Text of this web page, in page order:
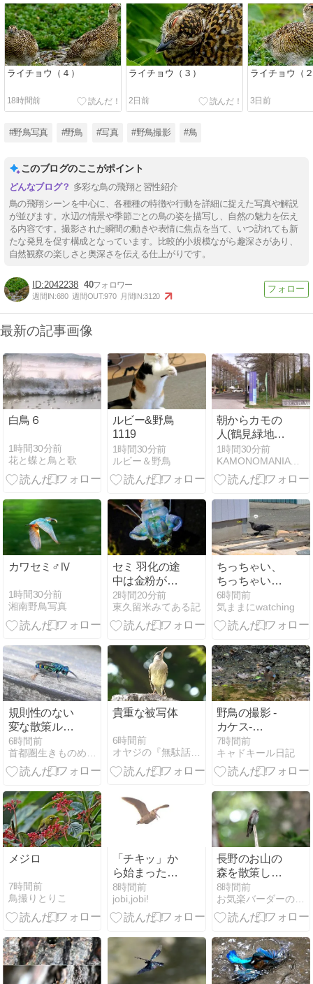
ライチョウ（４）
18時間前
ライチョウ（３）
2日前
ライチョウ（
3日前
#野鳥写真 #野鳥 #写真 #野鳥撮影 #鳥
このブログのここがポイント
多彩な鳥の飛翔と習性紹介
鳥の飛翔シーンを中心に、各種種の特徴や行動を詳細に捉えた写真や解説
が並びます。水辺の情景や季節ごとの鳥の姿を描写し、自然の魅力を伝え
る内容です。撮影された瞬間の動きや表情に焦点を当て、いつ訪れても新
たな発見を促す構成となっています。比較的小規模ながら趣深さがあり、
自然観察の楽しさと奥深さを伝える仕上がりです。
2042238 40
週間IN:680 週間OUT:970 月間IN:3120
最新の記事画像
白鳥６
1時間30分前
花と蝶と鳥と歌
ルビー&野鳥
1119
1時間30分前
ルビー＆野鳥
朝からカモの
人(鶴見緑地・
2026.4.5) その
1
1時間30分前
KAMONOMANIA カモノマニア
カワセミ♂Ⅳ
1時間30分前
湘南野鳥写真
セミ 羽化の途
中は金粉がよ
く目立つ
2時間20分前
東久留米みてある記
ちっちゃい、
ちっちゃいハ
チ
6時間前
気ままにwatching
規則性のない
変な散策ルー
ト（能見台～
六ッ川～舞岡
公園）
6時間前
首都圏生きものめぐり
貴重な被写体
6時間前
オヤジの『無駄話』２
野鳥の撮影 -
カケス-
260511
7時間前
キャドキール日記
メジロ
7時間前
鳥撮りとりこ
「チキッ」か
ら始まったロ
ーディング
Eurasian
Woodcock
8時間前
jobi,jobi!
長野のお山の
森を散策しな
がら探鳥！標
高2000mの場
所は野鳥がた
8時間前
お気楽バーダーのゆるゆる野鳥撮影